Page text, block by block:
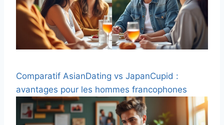
Comparatif AsianDating vs JapanCupid :
avantages pour les hommes francophones